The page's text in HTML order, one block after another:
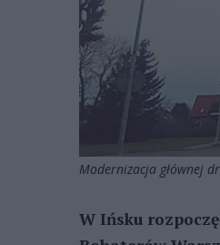
Modernizacja głównej
W Ińsku